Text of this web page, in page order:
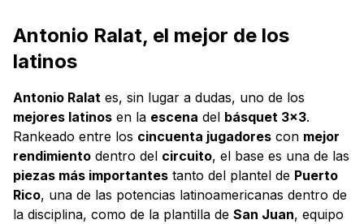
Antonio Ralat, el mejor de los
latinos
Antonio Ralat es, sin lugar a dudas, uno de los
mejores latinos en la escena del básquet 3x3.
Rankeado entre los cincuenta jugadores con mejor
rendimiento dentro del circuito, el base es una de las
piezas más importantes tanto del plantel de Puerto
Rico, una de las potencias latinoamericanas dentro de
la disciplina, como de la plantilla de San Juan, equipo